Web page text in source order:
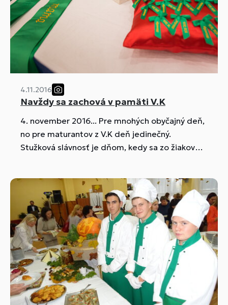
4.11.2016
Navždy sa zachová v pamäti V.K
4. november 2016... Pre mnohých obyčajný deň,
no pre maturantov z V.K deň jedinečný.
Stužková slávnosť je dňom, kedy sa zo žiakov